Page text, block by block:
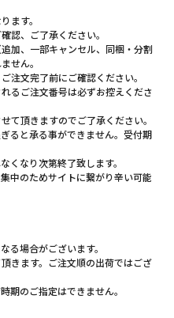
ます。
認、ご了承ください。
加、一部キャンセル、同梱・分割
せん。
注文完了前にご確認ください。
るご注文番号は必ずお控えくださ
て頂きますのでご了承ください。
ると承る事ができません。受付期
くなり次第終了致します。
中のためサイトに繋がり辛い可能
る場合がございます。
きます。ご注文順の出荷ではござ
期のご指定はできません。